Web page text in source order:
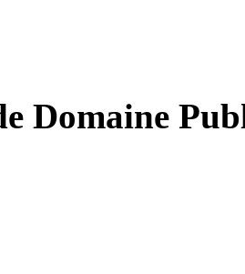
Domaine